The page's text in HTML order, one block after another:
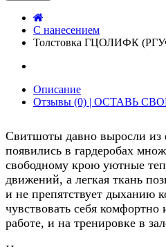
C нанесением
Толстовка ГЦОЛИФК
Описание
Отзывы (0) | ОСТАВЬ
Свитшоты давно выросли
появились в гардеробах
свободному крою уютные
движений, а легкая ткань
и не препятствует дыханию
чувствовать себя комфортно
работе, и на тренировке в